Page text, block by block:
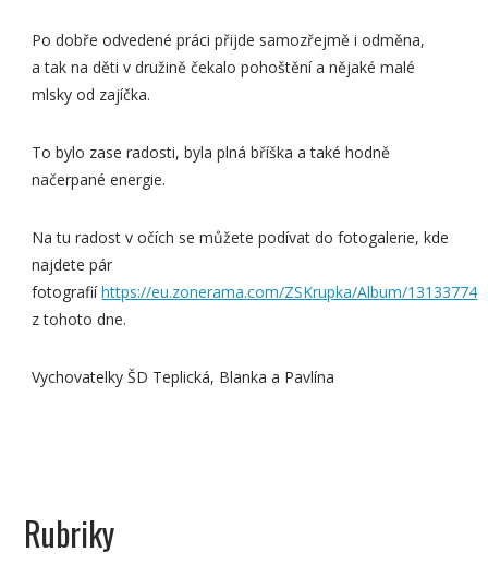
Po dobře odvedené práci přijde samozřejmě i odměna,
a tak na děti v družině čekalo pohoštění a nějaké malé
mlsky od zajíčka.
To bylo zase radosti, byla plná bříška a také hodně
načerpané energie.
Na tu radost v očích se můžete podívat do fotogalerie, kde
najdete pár
fotografiíhttps://eu.zonerama.com/ZSKrupka/Album/13133774
z tohoto dne.
Vychovatelky ŠD Teplická, Blanka a Pavlína
Rubriky